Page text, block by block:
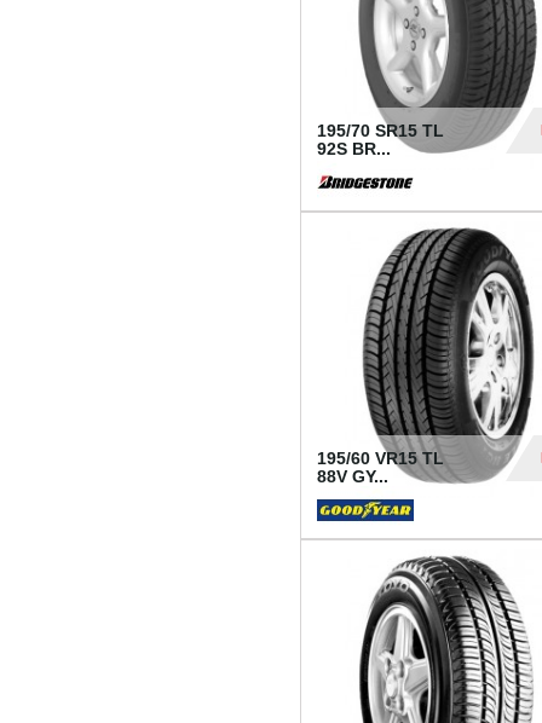
195/70 SR15 TL
92S BR...
195/60 VR15 TL
88V GY...